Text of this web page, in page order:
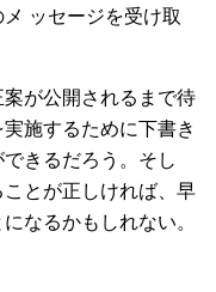
ッセージを受け取
が公開されるまで待
施するために下書き
きるだろう。そし
とが正しければ、早
なるかもしれない。